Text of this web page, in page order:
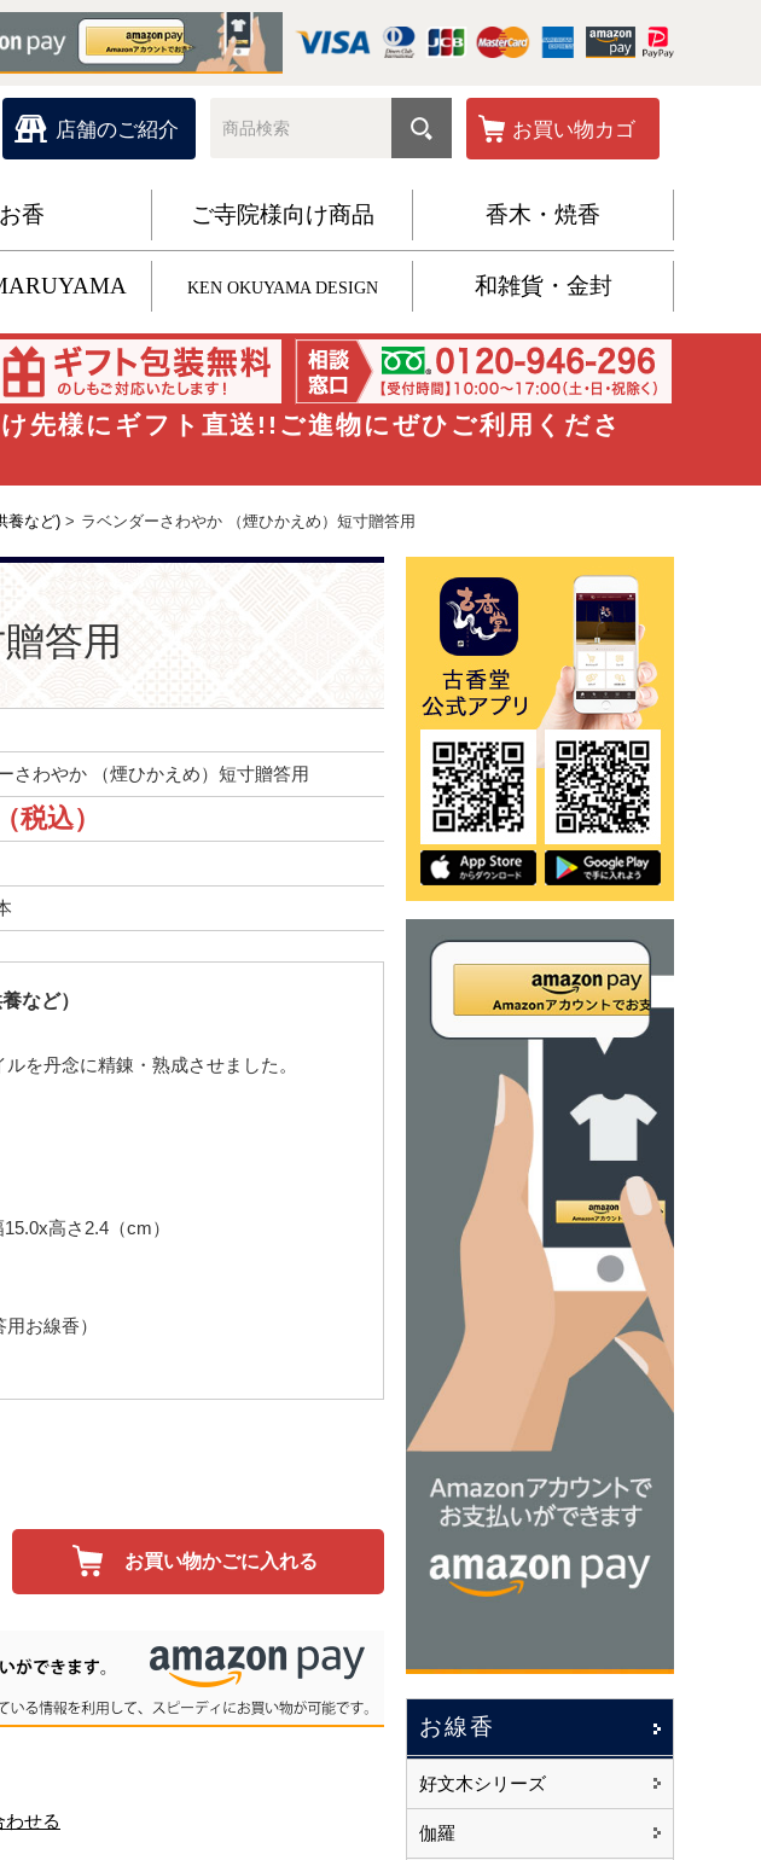
店舗のご紹介 お買い物カゴ
お香 ご寺院様向け商品 香木・焼香
KEN OKUYAMA DESIGN 和雑貨・金封
先様にギフト直送!!ご進物にぜひご利用くださ
養など) > ラベンダーさわやか （煙ひかえめ）短寸贈答用
答用
さわやか （煙ひかえめ）短寸贈答用
税込）
など）
を丹念に精錬・熟成させました。
高さ2.4（cm）
お線香）
お買い物かごに入れる
わせる
お線香
好文木シリーズ
伽羅